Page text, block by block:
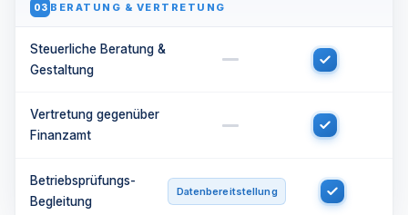
03 BERATUNG & VERTRETUNG
Steuerliche Beratung &
Gestaltung
Vertretung gegenüber
Finanzamt
Betriebsprüfungs-
Begleitung
Datenbereitstellung